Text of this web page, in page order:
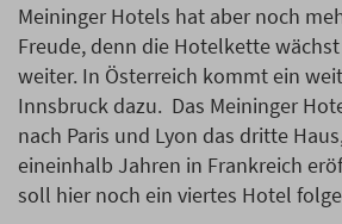
Meininger Hotels hat aber noch
Freude, denn die Hotelkette
weiter. In Österreich kommt ein
Innsbruck dazu. Das Meininger
nach Paris und Lyon das dritte
eineinhalb Jahren in Frankreich
soll hier noch ein viertes Hotel